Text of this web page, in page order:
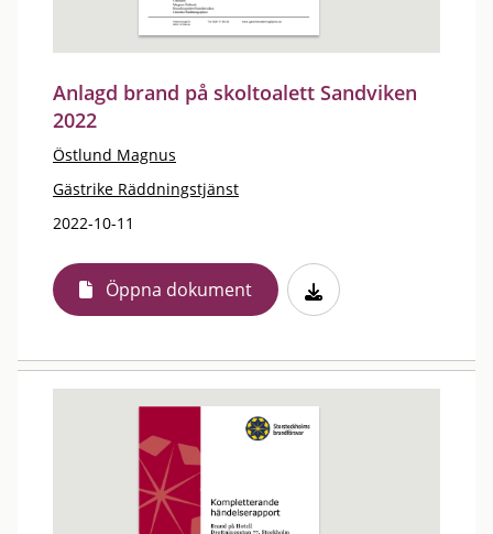
Anlagd brand på skoltoalett Sandviken
2022
Östlund Magnus
Gästrike Räddningstjänst
2022-10-11
Öppna dokument